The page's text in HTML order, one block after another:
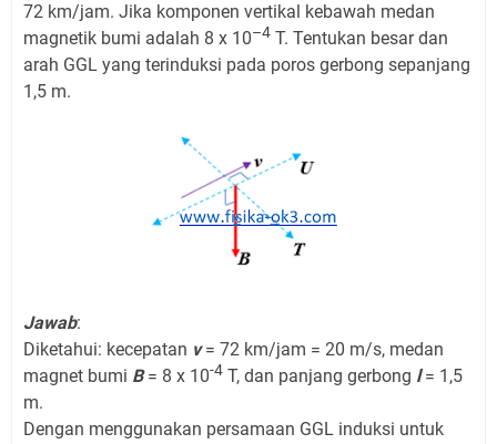
72 km/jam. Jika komponen vertikal kebawah medan
magnetik bumi adalah 8 x 10–4 T. Tentukan besar dan
arah GGL yang terinduksi pada poros gerbong sepanjang
1,5 m.
Jawab:
Diketahui: kecepatan v= 72 km/jam = 20 m/s, medan
magnet bumi B= 8 x 10-4 T, dan panjang gerbong l= 1,5
m.
Dengan menggunakan persamaan GGL induksi untuk